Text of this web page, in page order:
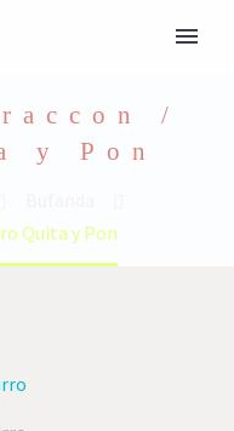
/
y Pon
Quita y Pon